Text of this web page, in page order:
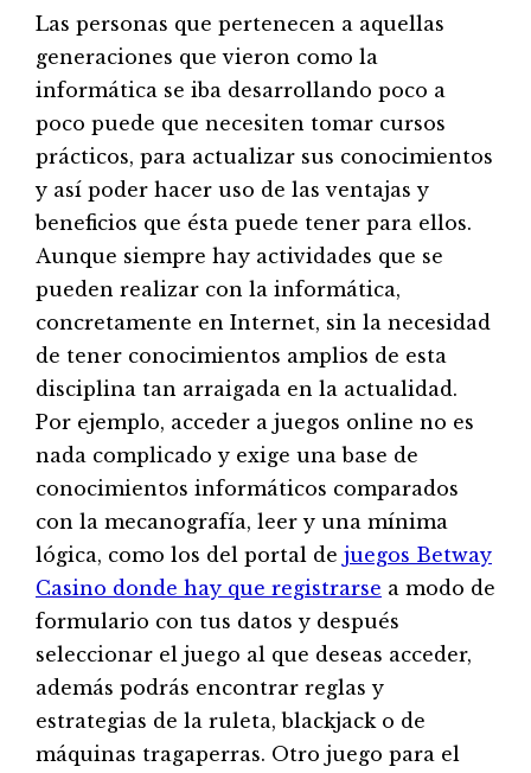
Las personas que pertenecen a aquellas
generaciones que vieron como la
informática se iba desarrollando poco a
poco puede que necesiten tomar cursos
prácticos, para actualizar sus conocimientos
y así poder hacer uso de las ventajas y
beneficios que ésta puede tener para ellos.
Aunque siempre hay actividades que se
pueden realizar con la informática,
concretamente en Internet, sin la necesidad
de tener conocimientos amplios de esta
disciplina tan arraigada en la actualidad.
Por ejemplo, acceder a juegos online no es
nada complicado y exige una base de
conocimientos informáticos comparados
con la mecanografía, leer y una mínima
lógica, como los del portal de juegos Betway
Casino donde hay que registrarse a modo de
formulario con tus datos y después
seleccionar el juego al que deseas acceder,
además podrás encontrar reglas y
estrategias de la ruleta, blackjack o de
máquinas tragaperras. Otro juego para el